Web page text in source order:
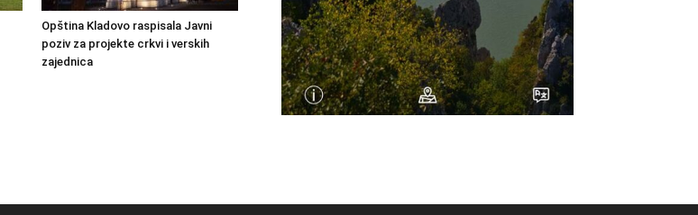
Opština Kladovo raspisala Javni
poziv za projekte crkvi i verskih
zajednica